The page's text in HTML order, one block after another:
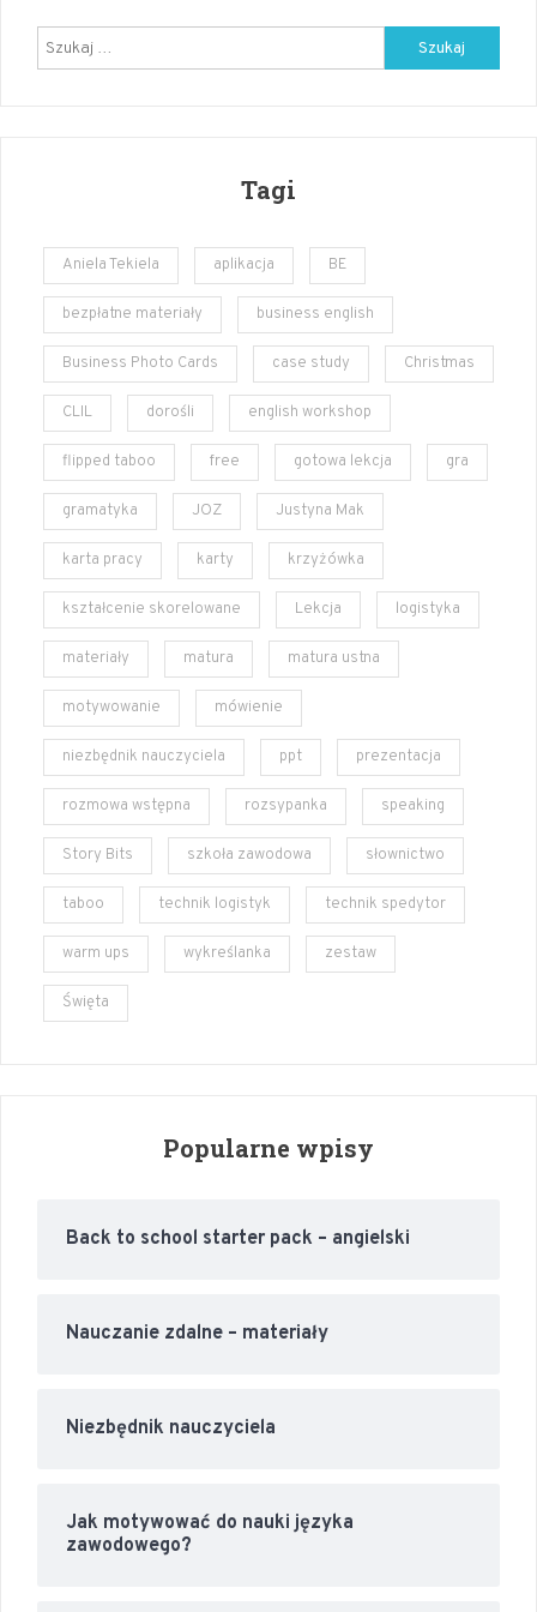
Szukaj:
Tagi
Aniela Tekiela aplikacja BE
bezpłatne materiały business english
Business Photo Cards case study Christmas
CLIL dorośli english workshop
flipped taboo free gotowa lekcja gra
gramatyka JOZ Justyna Mak
karta pracy karty krzyżówka
kształcenie skorelowane Lekcja logistyka
materiały matura matura ustna
motywowanie mówienie
niezbędnik nauczyciela ppt prezentacja
rozmowa wstępna rozsypanka speaking
Story Bits szkoła zawodowa słownictwo
taboo technik logistyk technik spedytor
warm ups wykreślanka zestaw
Święta
Popularne wpisy
Back to school starter pack – angielski
Nauczanie zdalne – materiały
Niezbędnik nauczyciela
Jak motywować do nauki języka
zawodowego?